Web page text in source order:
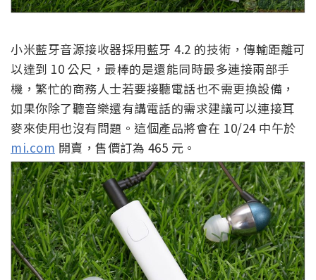
小米藍牙音源接收器採用藍牙 4.2 的技術，傳輸距離可
以達到 10 公尺，最棒的是還能同時最多連接兩部手
機，繁忙的商務人士若要接聽電話也不需更換設備，
如果你除了聽音樂還有講電話的需求建議可以連接耳
麥來使用也沒有問題。這個產品將會在 10/24 中午於
mi.com 開賣，售價訂為 465 元。